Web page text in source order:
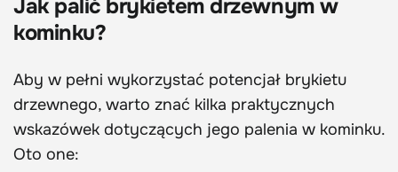
Jak palić brykietem drzewnym w
kominku?
Aby w pełni wykorzystać potencjał brykietu
drzewnego, warto znać kilka praktycznych
wskazówek dotyczących jego palenia w kominku.
Oto one: